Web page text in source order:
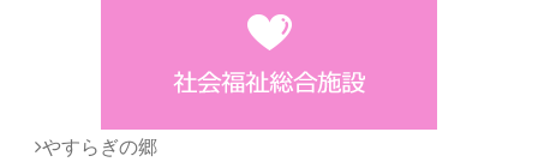
やすらぎの郷